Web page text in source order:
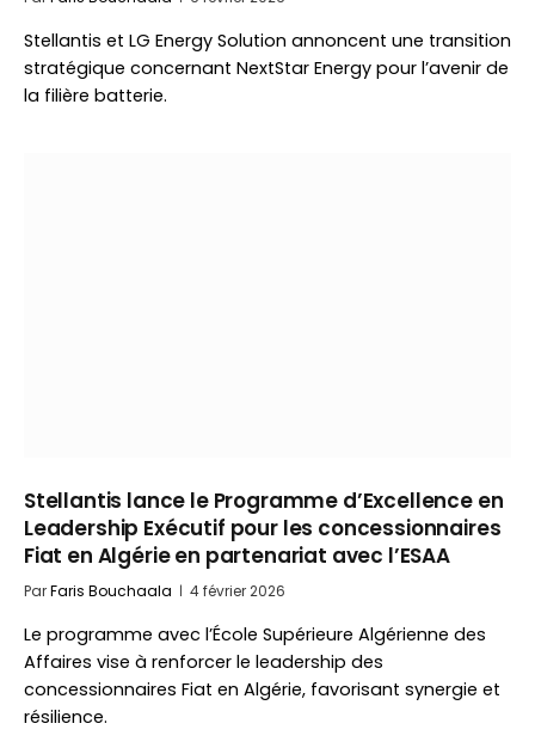
Stellantis et LG Energy Solution annoncent une transition
stratégique concernant NextStar Energy pour l’avenir de
la filière batterie.
Stellantis lance le Programme d’Excellence en
Leadership Exécutif pour les concessionnaires
Fiat en Algérie en partenariat avec l’ESAA
ParFaris Bouchaala 4 février 2026
Le programme avec l’École Supérieure Algérienne des
Affaires vise à renforcer le leadership des
concessionnaires Fiat en Algérie, favorisant synergie et
résilience.